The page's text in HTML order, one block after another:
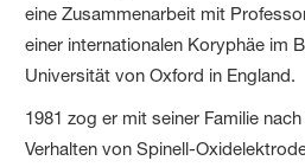
eine Zusammenarbeit mit
einer internationalen Koryphäe im
Universität von Oxford in England.
1981 zog er mit seiner Familie
Verhalten von Spinell-